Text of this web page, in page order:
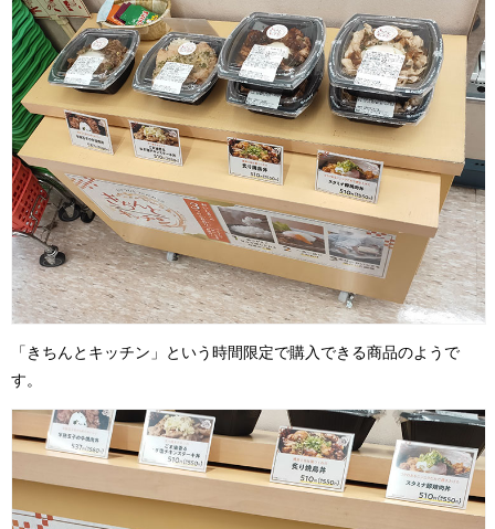
「きちんとキッチン」という時間限定で購入できる商品のようで
す。